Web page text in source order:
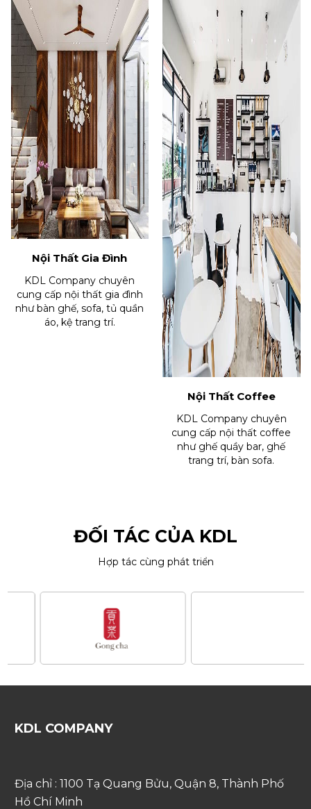
Nội Thất Gia Đình
KDL Company chuyên
cung cấp nội thất gia đình
như bàn ghế, sofa, tủ quần
áo, kệ trang trí.
Nội Thất Coffee
KDL Company chuyên
cung cấp nội thất coffee
như ghế quầy bar, ghế
trang trí, bàn sofa.
ĐỐI TÁC CỦA KDL
Hợp tác cùng phát triển
KDL COMPANY
Địa chỉ : 1100 Tạ Quang Bửu, Quận 8, Thành Phố
Hồ Chí Minh